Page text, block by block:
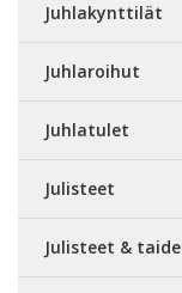
Juhlakynttilät
Juhlaroihut
Juhlatulet
Julisteet
Julisteet & taide